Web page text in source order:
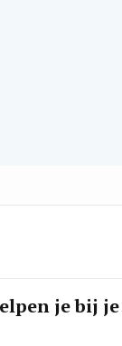
je bij je